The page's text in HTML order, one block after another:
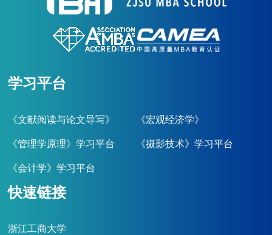
学习平台
《文献阅读与论文导写》 《宏观经济学》
《管理学原理》学习平台 《摄影技术》学习平台
《会计学》学习平台
快速链接
浙江工商大学